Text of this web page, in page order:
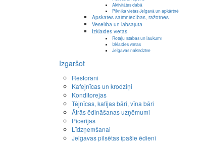
Aktivitātes dabā
Piknika vietas Jelgavā un apkārtnē
Apskates saimniecības, ražotnes
Veselība un labsajūta
Izklaides vietas
Rotaļu istabas un laukumi
Izklaides vietas
Jelgavas naktsdzīve
Izgaršot
Restorāni
Kafejnīcas un krodziņi
Konditorejas
Tējnīcas, kafijas bāri, vīna bāri
Ātrās ēdināšanas uzņēmumi
Picērijas
Līdzņemšanai
Jelgavas pilsētas īpašie ēdieni